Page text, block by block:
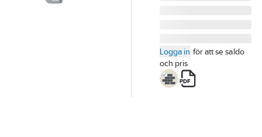
Logga in för att se saldo
och pris